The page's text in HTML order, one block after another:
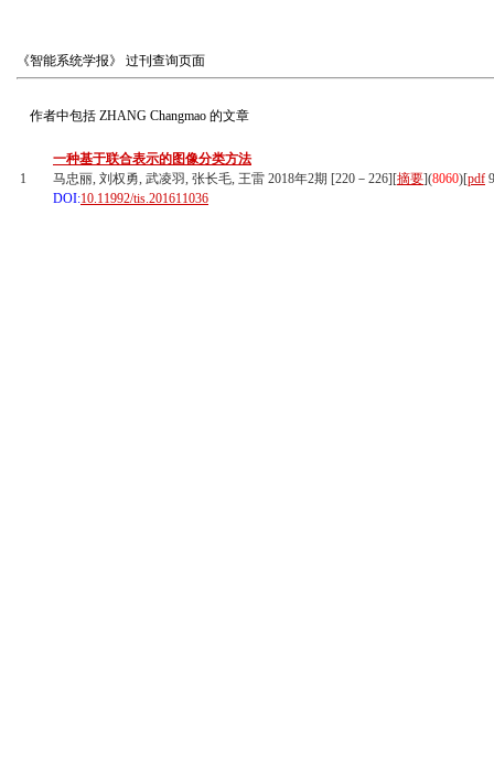
《智能系统学报》 过刊查询页面
作者中包括 ZHANG Changmao 的文章
1
一种基于联合表示的图像分类方法
马忠丽, 刘权勇, 武凌羽, 张长毛, 王雷 2018年2期 [220－226][摘要](8060)[pdf
DOI:10.11992/tis.201611036